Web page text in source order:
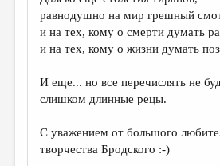
равнодушно на мир грешный
и на тех, кому о смерти думать
и на тех, кому о жизни думать
И еще... но все перечислять не
слишком длинные рецы.
С уважением от большого
творчества Бродского :-)